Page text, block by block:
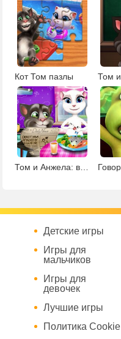
Кот Том пазлы
Том и Анжела: веселый ужин
Детские игры
Игры для
мальчиков
Игры для
девочек
Лучшие игры
Политика Cookie